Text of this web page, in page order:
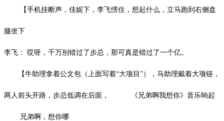
【手机挂断声，佳妮下，李飞愣住，想起什么，立马跑到右侧盘
腿坐下
李飞： 哎呀，千万别错过了步总，那可真是错过了一个亿。
【牛助理拿着公文包（上面写着“大项目”），马助理戴着大项链，
两人前头开路，步总低调在后面， 《兄弟啊我想你》音乐响起
兄弟啊，想你哪